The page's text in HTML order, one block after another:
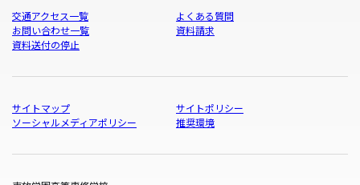
交通アクセス一覧
よくある質問
お問い合わせ一覧
資料請求
資料送付の停止
サイトマップ
サイトポリシー
ソーシャルメディアポリシー
推奨環境